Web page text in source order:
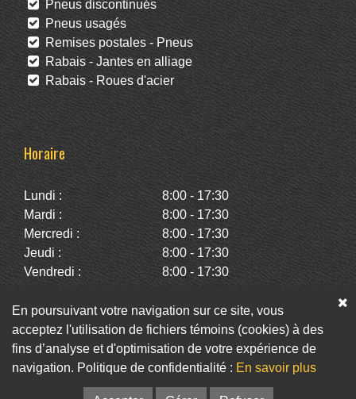
Pneus discontinués
Pneus usagés
Remises postales - Pneus
Rabais - Jantes en alliage
Rabais - Roues d'acier
Horaire
Lundi :
8:00 - 17:30
Mardi :
8:00 - 17:30
Mercredi :
8:00 - 17:30
Jeudi :
8:00 - 17:30
Vendredi :
8:00 - 17:30
Dimanche :
Fermé
Facebook Twitter Infolettre
En poursuivant votre navigation sur ce site, vous
acceptez l'utilisation de fichiers témoins (cookies) à des
fins d’analyse et d'optimisation de votre expérience de
navigation. Politique de confidentialité : En savoir plus